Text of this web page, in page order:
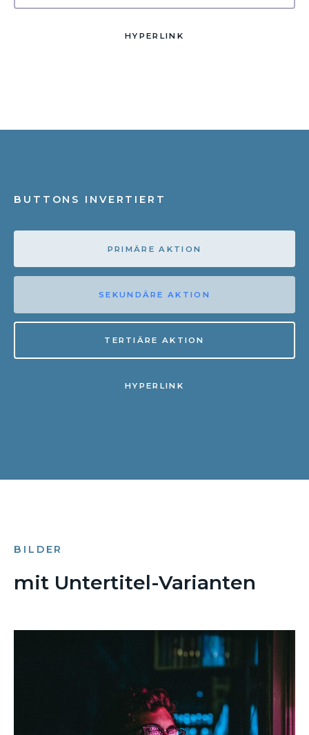
HYPERLINK
BUTTONS INVERTIERT
PRIMÄRE AKTION
SEKUNDÄRE AKTION
TERTIÄRE AKTION
HYPERLINK
BILDER
mit Untertitel-Varianten